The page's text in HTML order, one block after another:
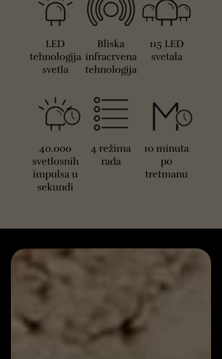
LED
tehnologija
svetla
Bliska
infracrvena
tehnologija
115 LED
svetala
40.000
svetlosnih
impulsa u
sekundi
4 režima
rada
10 minuta
po
tretmanu